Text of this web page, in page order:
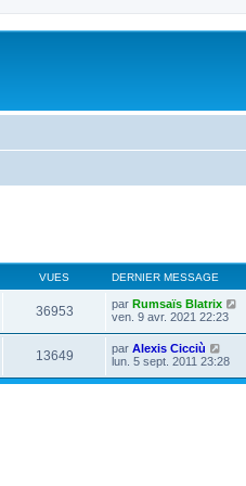
VUES DERNIER MESSAGE
36953 par Rumsaïs Blatrix
ven. 9 avr. 2021 22:23
13649 par Alexis Cicciù
lun. 5 sept. 2011 23:28